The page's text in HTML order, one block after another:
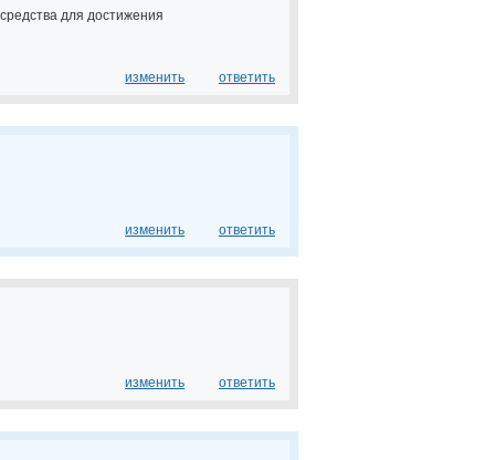
для достижения
изменить ответить
изменить ответить
изменить ответить